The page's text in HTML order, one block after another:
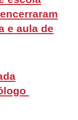
e aula de